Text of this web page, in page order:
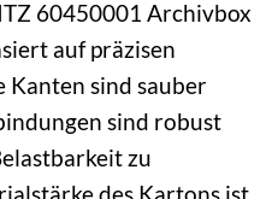
60450001 Archivbox
auf präzisen
Kanten sind sauber
sind robust
zu